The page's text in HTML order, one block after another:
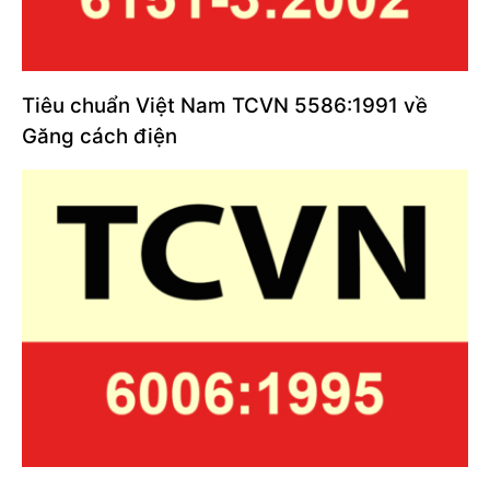
Tiêu chuẩn Việt Nam TCVN 5586:1991 về
Găng cách điện